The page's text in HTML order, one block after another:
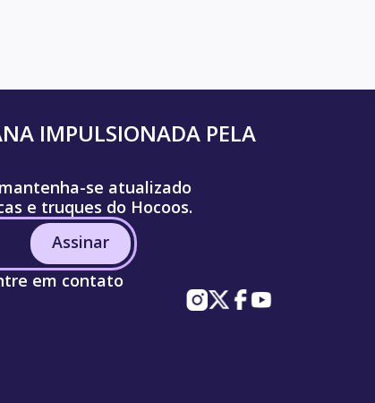
IMPULSIONADA PELA
se atualizado
e truques do Hocoos.
Assinar
em contato